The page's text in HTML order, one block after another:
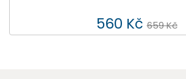
560 Kč 659 Kč